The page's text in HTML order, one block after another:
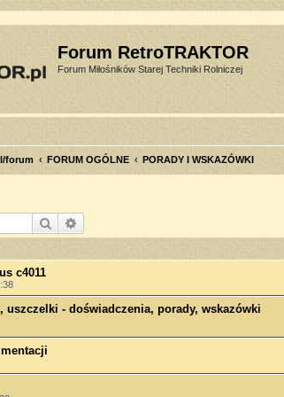
Forum RetroTRAKTOR
Forum Miłośników Starej Techniki Rolniczej
forum FORUM OGÓLNE PORADY I WSKAZÓWKI
Szukaj
c4011
- doświadczenia, porady, wskazówki